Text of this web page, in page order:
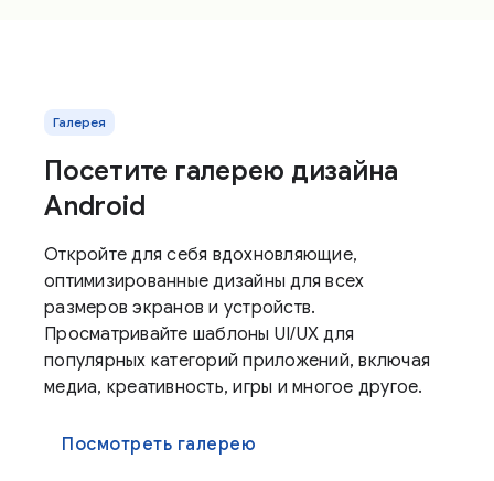
Галерея
Посетите галерею дизайна
Android
Откройте для себя вдохновляющие,
оптимизированные дизайны для всех
размеров экранов и устройств.
Просматривайте шаблоны UI/UX для
популярных категорий приложений, включая
медиа, креативность, игры и многое другое.
Посмотреть галерею